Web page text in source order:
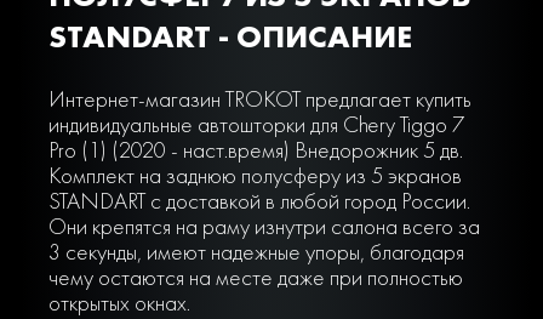
STANDART - ОПИСАНИЕ
Интернет-магазин TROKOT предлагает купить
индивидуальные автошторки для Chery Tiggo 7
Pro (1) (2020 - наст.время) Внедорожник 5 дв.
Комплект на заднюю полусферу из 5 экранов
STANDART с доставкой в любой город России.
Они крепятся на раму изнутри салона всего за
3 секунды, имеют надежные упоры, благодаря
чему остаются на месте даже при полностью
открытых окнах.